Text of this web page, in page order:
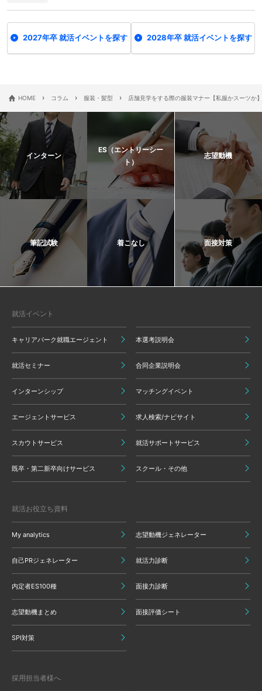
2027年卒 就活イベントを探す 2028年卒 就活イベントを探す
HOME › コラム › 服装・髪型 › 店舗見学をする際の服装マナー【私服かスーツか】
インターン
ES（エントリーシー
ト）
志望動機
筆記試験 着こなし 面接対策
就活イベント
キャリアパーク就職エージェント 本選考説明会
就活セミナー 合同企業説明会
インターンシップ マッチングイベント
エージェントサービス 求人検索/ナビサイト
スカウトサービス 就活サポートサービス
既卒・第二新卒向けサービス スクール・その他
就活お役立ち資料
My analytics 志望動機ジェネレーター
自己PRジェネレーター 就活力診断
内定者ES100種 面接力診断
志望動機まとめ 面接評価シート
SPI対策
採用担当者様へ